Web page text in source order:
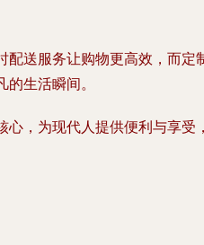
送服务让购物更高效，而
生活瞬间。
，为现代人提供便利与享受